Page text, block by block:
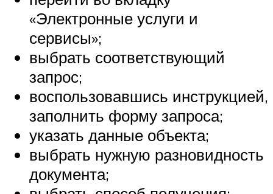
«Электронные услуги и
сервисы»;
выбрать соответствующий
запрос;
воспользовавшись инструкцией,
заполнить форму запроса;
указать данные объекта;
выбрать нужную разновидность
документа;